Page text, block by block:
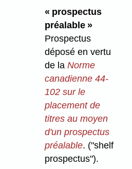
« prospectus
préalable »
Prospectus
déposé en vertu
de la Norme
canadienne 44-
102 sur le
placement de
titres au moyen
d'un prospectus
préalable. ("shelf
prospectus").